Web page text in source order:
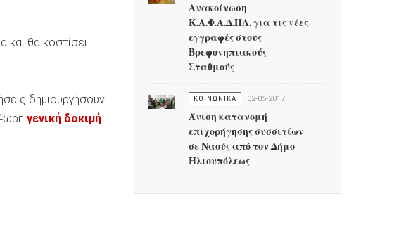
και θα κοστίσει
δημιουργήσουν
γενική δοκιμή
Ανακοίνωση
Κ.Α.Φ.Α.Δ.ΗΛ. για τις νέες
εγγραφές στους
Βρεφονηπιακούς
Σταθμούς
ΚΟΙΝΩΝΙΚΑ 02-05-2017
Άνιση κατανομή
επιχορήγησης συσσιτίων
σε Ναούς από τον Δήμο
Ηλιουπόλεως